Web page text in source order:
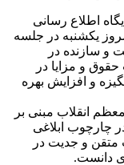
اطلاع رسانی
یکشنبه در جلسه
و سازنده در
و مزایا در
و افزایش بهره
انقلاب مبنی بر
چارچوب ابلاغی
متقن و جدیت در
دانست.